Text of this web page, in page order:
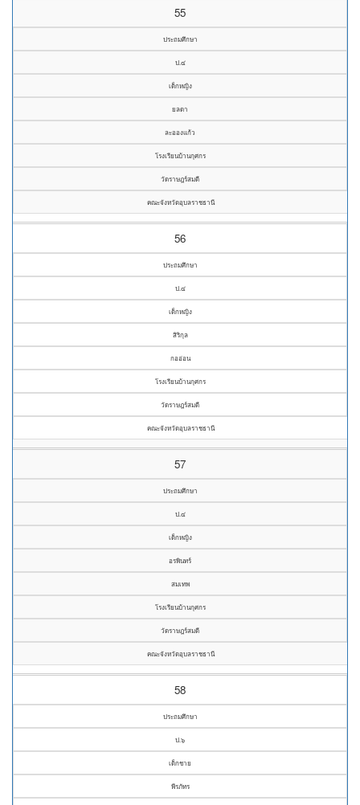
55
ประถมศึกษา
ป.๔
เด็กหญิง
ยลดา
ละอองแก้ว
โรงเรียนบ้านกุศกร
วัดราษฎร์สมดี
คณะจังหวัดอุบลราชธานี
56
ประถมศึกษา
ป.๔
เด็กหญิง
สิริกุล
กออ่อน
โรงเรียนบ้านกุศกร
วัดราษฎร์สมดี
คณะจังหวัดอุบลราชธานี
57
ประถมศึกษา
ป.๔
เด็กหญิง
อรพินทร์
สมเทพ
โรงเรียนบ้านกุศกร
วัดราษฎร์สมดี
คณะจังหวัดอุบลราชธานี
58
ประถมศึกษา
ป.๖
เด็กชาย
พีรภัทร